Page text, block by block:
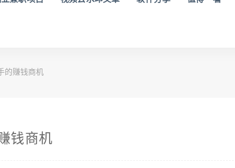
的赚钱商机
钱商机